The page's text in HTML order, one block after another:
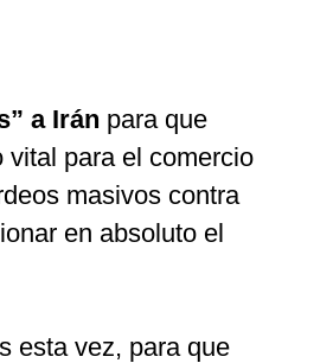
a Irán para que
para el comercio
masivos contra
en absoluto el
esta vez, para que